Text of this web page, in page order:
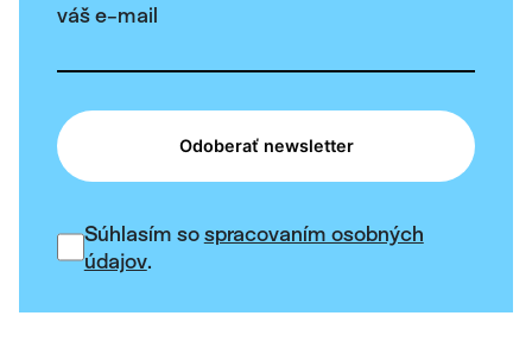
váš e-mail
Odoberať newsletter
Súhlasím sospracovaním osobných
údajov.